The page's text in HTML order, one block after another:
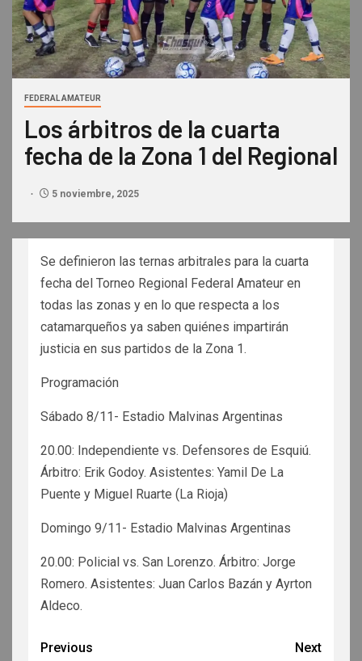
FEDERAL AMATEUR
Los árbitros de la cuarta
fecha de la Zona 1 del Regional
5 noviembre, 2025
Se definieron las ternas arbitrales para la cuarta
fecha del Torneo Regional Federal Amateur en
todas las zonas y en lo que respecta a los
catamarqueños ya saben quiénes impartirán
justicia en sus partidos de la Zona 1.
Programación
Sábado 8/11- Estadio Malvinas Argentinas
20.00: Independiente vs. Defensores de Esquiú.
Árbitro: Erik Godoy. Asistentes: Yamil De La
Puente y Miguel Ruarte (La Rioja)
Domingo 9/11- Estadio Malvinas Argentinas
20.00: Policial vs. San Lorenzo. Árbitro: Jorge
Romero. Asistentes: Juan Carlos Bazán y Ayrton
Aldeco.
Previous
Next